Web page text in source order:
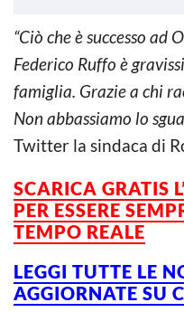
“Ciò che è successo
Federico Ruffo è
famiglia. Grazie a chi
Non abbassiamo lo
Twitter la sindaca di
SCARICA GRATIS L’
PER ESSERE
TEMPO REALE
LEGGI TUTTE LE
AGGIORNATE SU